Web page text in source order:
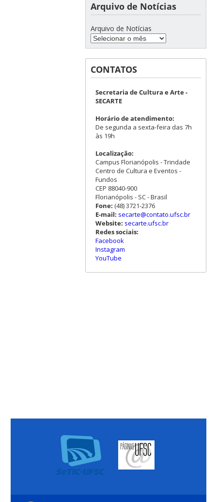
Arquivo de Notícias
Arquivo de Notícias
CONTATOS
Secretaria de Cultura e Arte -
SECARTE
Horário de atendimento:
De segunda a sexta-feira das 7h
às 19h
Localização:
Campus Florianópolis - Trindade
Centro de Cultura e Eventos -
Fundos
CEP 88040-900
Florianópolis - SC - Brasil
Fone: (48) 3721-2376
E-mail: secarte@contato.ufsc.br
Website: secarte.ufsc.br
Redes sociais:
Facebook
Instagram
YouTube